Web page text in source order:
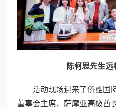
陈柯恩先生远
活动现场迎来了侨雄国
董事会主席、萨摩亚高级酋